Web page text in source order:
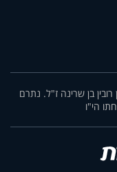
בן שרינה ז"ל. נתרם
הי"ו